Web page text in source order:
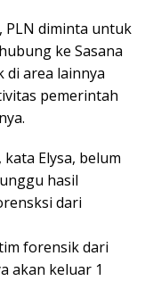
PLN diminta untuk
ke Sasana
di area lainnya
pemerintah
Elysa, belum
hasil
dari
forensik dari
akan keluar 1